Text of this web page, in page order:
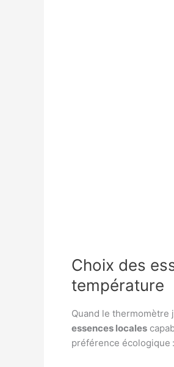
Choix des
température
Quand le
essences locales
préférence écologique